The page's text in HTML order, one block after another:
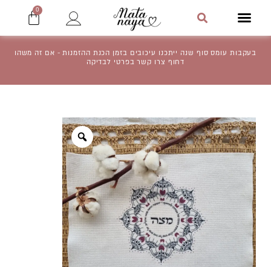
תפריט חיפוש
0
בעקבות עומס סוף שנה ייתכנו עיכובים בזמן הכנת ההזמנות - אם זה משהו
דחוף צרו קשר בפרטי לבדיקה